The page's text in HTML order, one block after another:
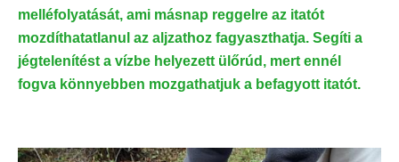
melléfolyatását, ami másnap reggelre az itatót
mozdíthatatlanul az aljzathoz fagyaszthatja. Segíti a
jégtelenítést a vízbe helyezett ülőrúd, mert ennél
fogva könnyebben mozgathatjuk a befagyott itatót.